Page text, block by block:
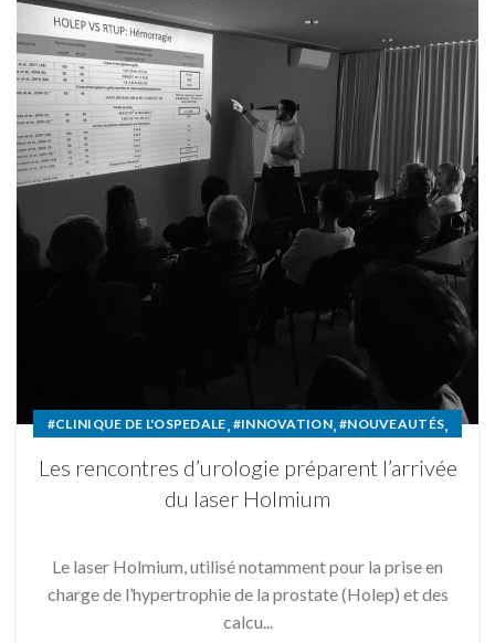
#CLINIQUE DE L'OSPEDALE, #INNOVATION, #NOUVEAUTÉS,
Les rencontres d’urologie préparent l’arrivée
du laser Holmium
Le laser Holmium, utilisé notamment pour la prise en
charge de l’hypertrophie de la prostate (Holep) et des
calcu...